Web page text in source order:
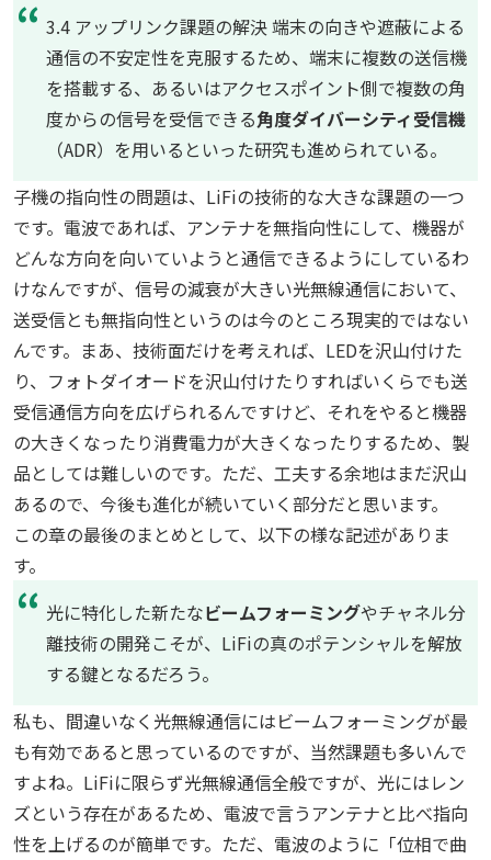
3.4 アップリンク課題の解決 端末の向きや遮蔽による
通信の不安定性を克服するため、端末に複数の送信機
を搭載する、あるいはアクセスポイント側で複数の角
度からの信号を受信できる角度ダイバーシティ受信機
（ADR）を用いるといった研究も進められている。
子機の指向性の問題は、LiFiの技術的な大きな課題の一つ
です。電波であれば、アンテナを無指向性にして、機器が
どんな方向を向いていようと通信できるようにしているわ
けなんですが、信号の減衰が大きい光無線通信において、
送受信とも無指向性というのは今のところ現実的ではない
んです。まあ、技術面だけを考えれば、LEDを沢山付けた
り、フォトダイオードを沢山付けたりすればいくらでも送
受信通信方向を広げられるんですけど、それをやると機器
の大きくなったり消費電力が大きくなったりするため、製
品としては難しいのです。ただ、工夫する余地はまだ沢山
あるので、今後も進化が続いていく部分だと思います。
この章の最後のまとめとして、以下の様な記述がありま
す。
光に特化した新たなビームフォーミングやチャネル分
離技術の開発こそが、LiFiの真のポテンシャルを解放
する鍵となるだろう。
私も、間違いなく光無線通信にはビームフォーミングが最
も有効であると思っているのですが、当然課題も多いんで
すよね。LiFiに限らず光無線通信全般ですが、光にはレン
ズという存在があるため、電波で言うアンテナと比べ指向
性を上げるのが簡単です。ただ、電波のように「位相で曲